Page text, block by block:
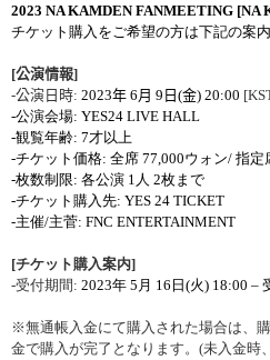
2023 NA KAMDEN FANMEETING [NA
チケット購入をご希望の方は下記の案
[公演情報]
-公演日時: 2023年 6 月 9 日(金) 20:00
-公演会場: YES24 LIVE HALL
-観覧年齢: 7才以上
-チケット 価格: 全席 77,000ウォン/ 指定
-枚数制限: 各公演 1 人 2枚まで
-チケット購入先: YES 24 TICKET
-主催/主菅: FNC ENTERTAINMENT
[チケット購入案内]
-受付期間: 2023年 5 月 16 日(火) 18:00 –
※無通帳入金にて購入された場合は、
金で購入が完了となります。 (未入金時